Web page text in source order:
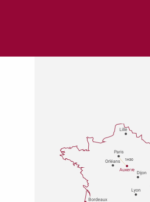
aux favoris
Paris
Dijon
Orléans
Bordeaux
Lyon
Auxerre
Lille
1H30